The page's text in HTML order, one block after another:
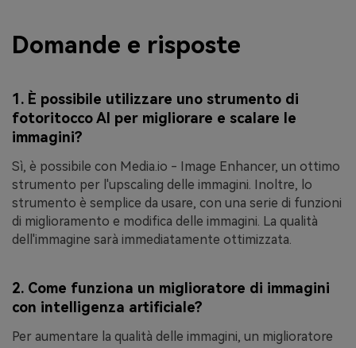
Domande e risposte
1. È possibile utilizzare uno strumento di
fotoritocco AI per migliorare e scalare le
immagini?
Sì, è possibile con Media.io - Image Enhancer, un ottimo
strumento per l'upscaling delle immagini. Inoltre, lo
strumento è semplice da usare, con una serie di funzioni
di miglioramento e modifica delle immagini. La qualità
dell'immagine sarà immediatamente ottimizzata.
2. Come funziona un miglioratore di immagini
con intelligenza artificiale?
Per aumentare la qualità delle immagini, un miglioratore